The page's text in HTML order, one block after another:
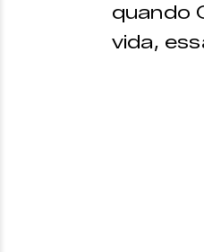
quando
vida,